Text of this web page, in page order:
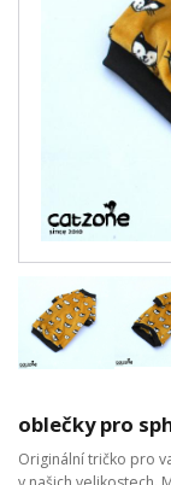
oblečky pro
Originální tričko pro